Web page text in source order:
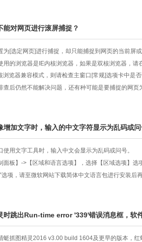
能对网页进行滚屏捕捉？
为[选定网页]进行捕捉，却只能捕捉到网页的当前屏
用的浏览器是IE内核浏览器，如果是双核浏览器，
浏览器兼容模式，则请检查主窗口[常规]选项卡中是
查后仍然不能解决问题，还有种可能是要捕捉的网
增加文字时，输入的中文字符显示为乱码或
用文字工具时，输入中文会显示为乱码或问号。
面板】->【区域和语言选项】，选择【区域选项】选
选项，请至微软网站下载简体中文语言包进行安装后
时跳出Run-time error '339'错误消息框，软
蜓抓图精灵2016 v3.00 build 1604及更早的版本，